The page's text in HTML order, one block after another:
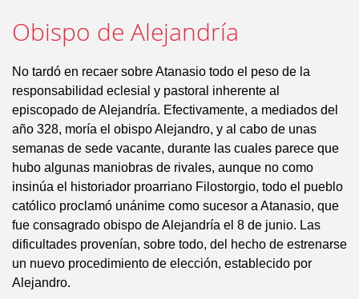
Obispo de Alejandría
No tardó en recaer sobre Atanasio todo el peso de la
responsabilidad eclesial y pastoral inherente al
episcopado de Alejandría. Efectivamente, a mediados del
año 328, moría el obispo Alejandro, y al cabo de unas
semanas de sede vacante, durante las cuales parece que
hubo algunas maniobras de rivales, aunque no como
insinúa el historiador proarriano Filostorgio, todo el pueblo
católico proclamó unánime como sucesor a Atanasio, que
fue consagrado obispo de Alejandría el 8 de junio. Las
dificultades provenían, sobre todo, del hecho de estrenarse
un nuevo procedimiento de elección, establecido por
Alejandro.